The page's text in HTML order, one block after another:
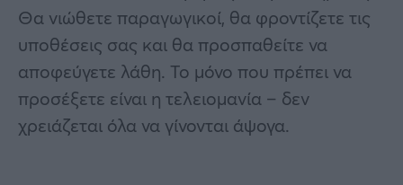
Θα νιώθετε παραγωγικοί, θα φροντίζετε τις
υποθέσεις σας και θα προσπαθείτε να
αποφεύγετε λάθη. Το μόνο που πρέπει να
προσέξετε είναι η τελειομανία – δεν
χρειάζεται όλα να γίνονται άψογα.